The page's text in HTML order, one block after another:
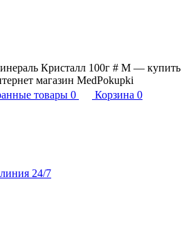
Кристалл 100г # М — купить
магазин MedPokupki
товары 0 Корзина 0
24/7